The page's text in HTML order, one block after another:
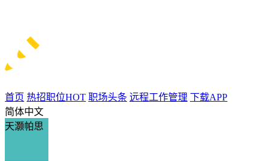
首页 热招职位HOT 职场头条 远程工作管理 下载APP
简体中文
天灏帕思